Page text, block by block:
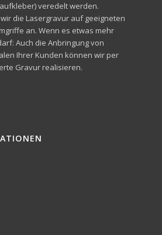
veredelt werden.
die Lasergravur auf geeigneten
an. Wenn es etwas mehr
Auch die Anbringung von
Ihrer Kunden können wir per
Gravur realisieren.